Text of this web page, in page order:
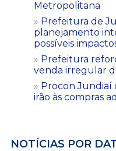
Metropolitana
Prefeitura de
planejamento
possíveis
Prefeitura
venda irregular
Procon Jundiaí
irão às compras
NOTÍCIAS POR